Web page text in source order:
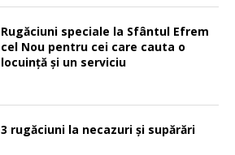
Rugăciuni speciale la Sfântul Efrem
cel Nou pentru cei care cauta o
locuinţă şi un serviciu
3 rugăciuni la necazuri și supărări